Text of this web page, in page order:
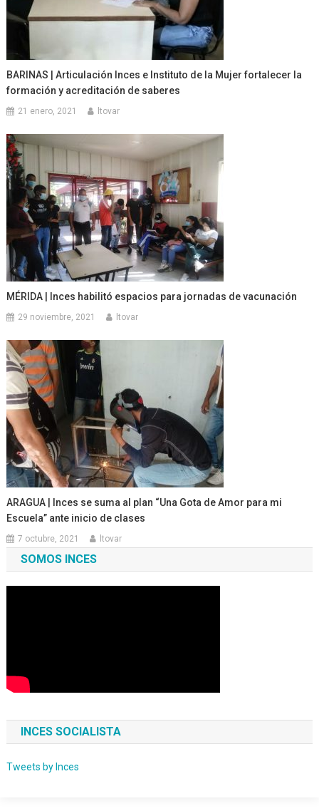
BARINAS | Articulación Inces e Instituto de la Mujer fortalecer la
formación y acreditación de saberes
21 enero, 2021 ltovar
MÉRIDA | Inces habilitó espacios para jornadas de vacunación
29 noviembre, 2021 ltovar
ARAGUA | Inces se suma al plan “Una Gota de Amor para mi
Escuela” ante inicio de clases
7 octubre, 2021 ltovar
SOMOS INCES
INCES SOCIALISTA
Tweets by Inces